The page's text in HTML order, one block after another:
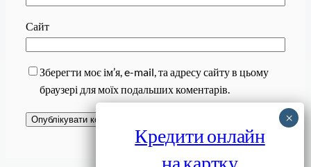
Сайт
Зберегти моє ім’я, e-mail, та адресу сайту в цьому
браузері для моїх подальших коментарів.
Кредити онлайн
на картку